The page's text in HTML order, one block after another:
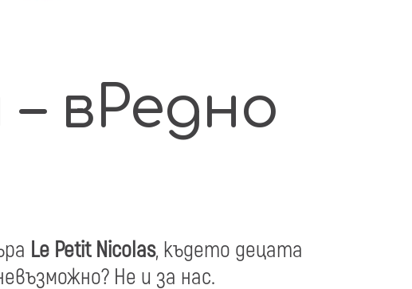
вРедно
Le Petit Nicolas, където децата
Не и за нас.